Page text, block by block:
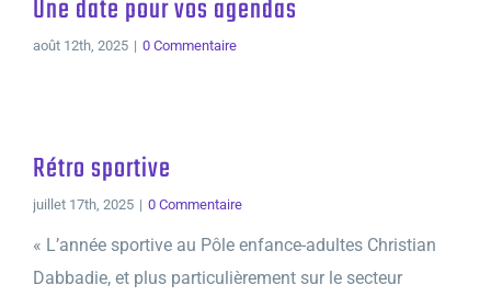
Une date pour vos agendas
août 12th, 2025 | 0 Commentaire
Rétro sportive
juillet 17th, 2025 | 0 Commentaire
« L’année sportive au Pôle enfance-adultes Christian
Dabbadie, et plus particulièrement sur le secteur